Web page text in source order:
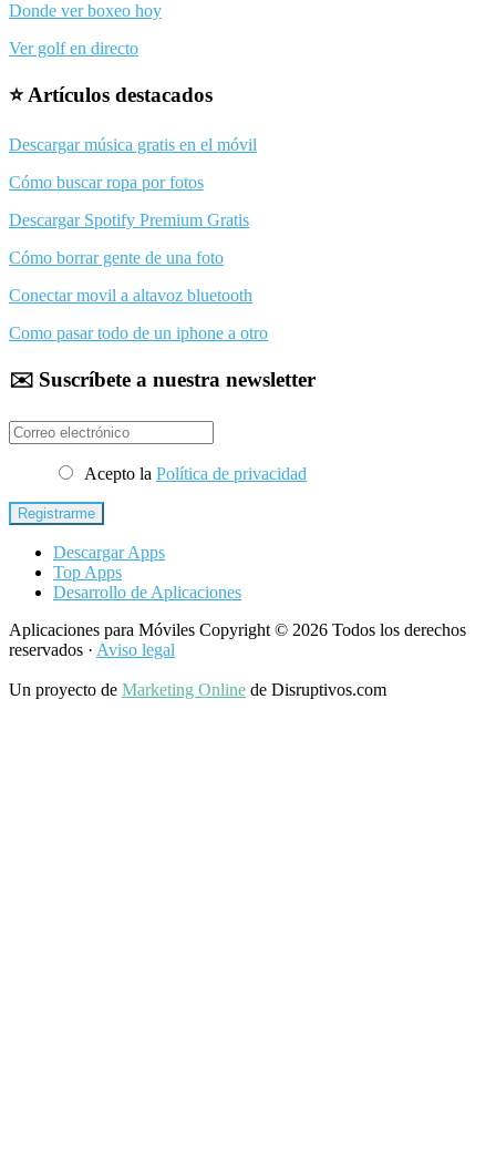
Donde ver boxeo hoy
Ver golf en directo
⭐ Artículos destacados
Descargar música gratis en el móvil
Cómo buscar ropa por fotos
Descargar Spotify Premium Gratis
Cómo borrar gente de una foto
Conectar movil a altavoz bluetooth
Como pasar todo de un iphone a otro
✉️ Suscríbete a nuestra newsletter
Acepto la Política de privacidad
Descargar Apps
Top Apps
Desarrollo de Aplicaciones
Aplicaciones para Móviles Copyright © 2026 Todos los derechos
reservados · Aviso legal
Un proyecto de Marketing Online de Disruptivos.com